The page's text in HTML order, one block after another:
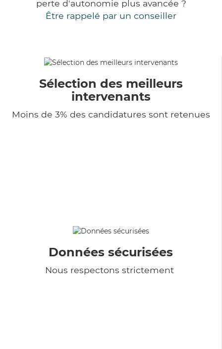
perte d'autonomie plus avancée ?
Être rappelé par un conseiller
Sélection des meilleurs
intervenants
Moins de 3% des candidatures sont retenues
Données sécurisées
Nous respectons strictement